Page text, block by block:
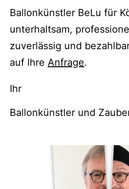
Ballonkünstler BeLu für
unterhaltsam,
zuverlässig und
auf Ihre Anfrage.
Ihr
Ballonkünstler und